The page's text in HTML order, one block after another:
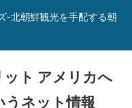
-北朝鮮観光を手配する朝
ト アメリカへ
うネット情報